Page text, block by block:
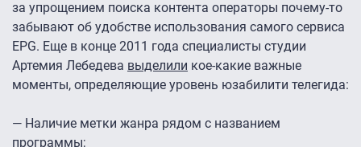
за упрощением поиска контента операторы почему-то
забывают об удобстве использования самого сервиса
EPG. Еще в конце 2011 года специалисты студии
Артемия Лебедева выделили кое-какие важные
моменты, определяющие уровень юзабилити телегида:
— Наличие метки жанра рядом с названием
программы;